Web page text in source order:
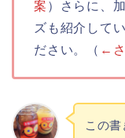
案 ）さらに、
ズも紹介して
ださい。（ ←
この